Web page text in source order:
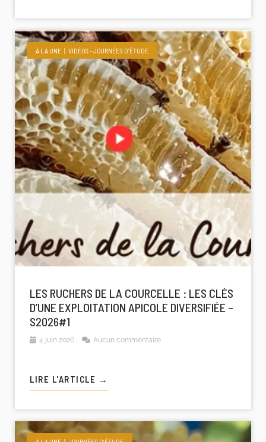
À LA UNE VIDÉOS - JOURNÉES D'ÉTUDE
LES RUCHERS DE LA COURCELLE : LES CLÉS
D’UNE EXPLOITATION APICOLE DIVERSIFIÉE –
S2026#1
4 juin 2026 Aucun commentaire
LIRE L'ARTICLE →